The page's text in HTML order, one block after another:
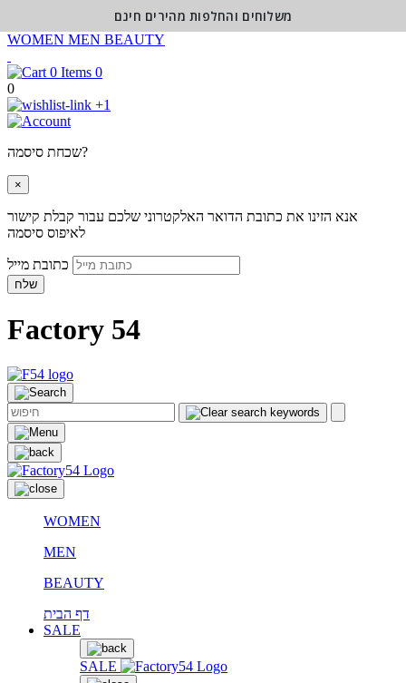
WOMEN MEN BEAUTY
0
0
+1
שכחת סיסמה?
×
אנא הזינו את כתובת הדואר האלקטרוני שלכם עבור קבלת קישור
לאיפוס סיסמה
שלח
Factory 54
WOMEN
MEN
BEAUTY
דף הבית
SALE
SALE
משלוחים והחלפות מהירים חינם